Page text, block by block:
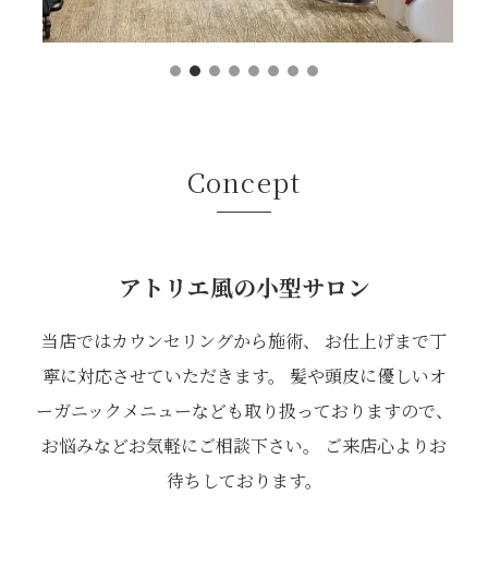
Concept
アトリエ風の小型サロン
当店ではカウンセリングから施術、 お仕上げまで丁
寧に対応させていただきます。 髪や頭皮に優しいオ
ーガニックメニューなども取り扱っておりますので、
お悩みなどお気軽にご相談下さい。 ご来店心よりお
待ちしております。